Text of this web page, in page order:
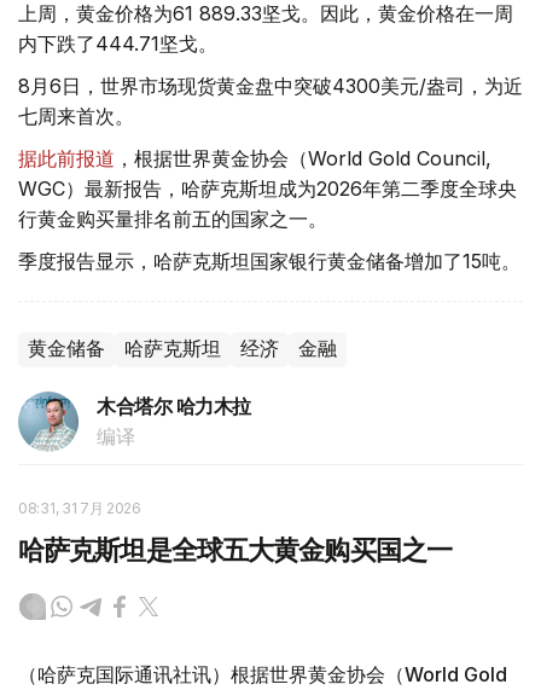
上周，黄金价格为61 889.33坚戈。因此，黄金价格在一周
内下跌了444.71坚戈。
8月6日，世界市场现货黄金盘中突破4300美元/盎司，为近
七周来首次。
据此前报道 ，根据世界黄金协会（World Gold Council,
WGC）最新报告，哈萨克斯坦成为2026年第二季度全球央
行黄金购买量排名前五的国家之一。
季度报告显示，哈萨克斯坦国家银行黄金储备增加了15吨。
黄金储备 哈萨克斯坦 经济 金融
木合塔尔 哈力木拉
编译
08:31, 31 7月 2026
哈萨克斯坦是全球五大黄金购买国之一
（哈萨克国际通讯社讯）根据世界黄金协会（World Gold